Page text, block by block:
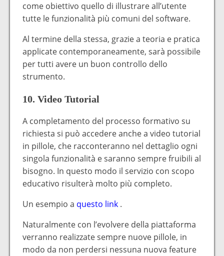
come obiettivo quello di illustrare all’utente
tutte le funzionalità più comuni del software.
Al termine della stessa, grazie a teoria e pratica
applicate contemporaneamente, sarà possibile
per tutti avere un buon controllo dello
strumento.
10. Video Tutorial
A completamento del processo formativo su
richiesta si può accedere anche a video tutorial
in pillole, che racconteranno nel dettaglio ogni
singola funzionalità e saranno sempre fruibili al
bisogno. In questo modo il servizio con scopo
educativo risulterà molto più completo.
Un esempio a questo link .
Naturalmente con l’evolvere della piattaforma
verranno realizzate sempre nuove pillole, in
modo da non perdersi nessuna nuova feature